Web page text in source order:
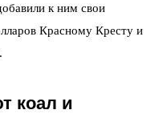
к ним свои
Красному Кресту и
коал и